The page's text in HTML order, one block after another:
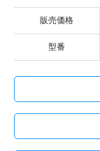
販売価格
型番